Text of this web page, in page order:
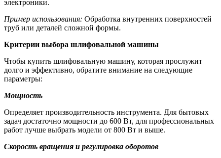
электроники.
Пример использования: Обработка внутренних поверхностей
труб или деталей сложной формы.
Критерии выбора шлифовальной машины
Чтобы купить шлифовальную машину, которая прослужит
долго и эффективно, обратите внимание на следующие
параметры:
Мощность
Определяет производительность инструмента. Для бытовых
задач достаточно мощности до 600 Вт, для профессиональных
работ лучше выбрать модели от 800 Вт и выше.
Скорость вращения и регулировка оборотов